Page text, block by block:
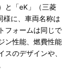
と「eK」（三菱
様に、車両名称は
フォームは同じで
ン性能、燃費性能
のデザインや、